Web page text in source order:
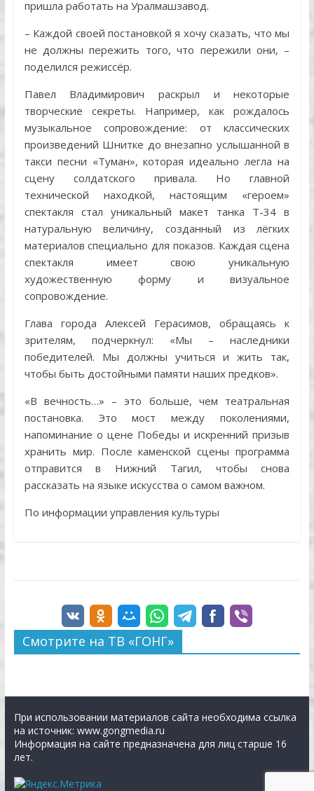
пришла работать на Уралмашзавод.
– Каждой своей постановкой я хочу сказать, что мы
не должны пережить того, что пережили они, –
поделился режиссёр.
Павел Владимирович раскрыл и некоторые
творческие секреты. Например, как рождалось
музыкальное сопровождение: от классических
произведений Шнитке до внезапно услышанной в
такси песни «Туман», которая идеально легла на
сцену солдатского привала. Но главной
технической находкой, настоящим «героем»
спектакля стал уникальный макет танка Т-34 в
натуральную величину, созданный из лёгких
материалов специально для показов. Каждая сцена
спектакля имеет свою уникальную
художественную форму и визуальное
сопровождение.
Глава города Алексей Герасимов, обращаясь к
зрителям, подчеркнул: «Мы – наследники
победителей. Мы должны учиться и жить так,
чтобы быть достойными памяти наших предков».
«В вечность…» – это больше, чем театральная
постановка. Это мост между поколениями,
напоминание о цене Победы и искренний призыв
хранить мир. После каменской сцены программа
отправится в Нижний Тагил, чтобы снова
рассказать на языке искусства о самом важном.
По информации управления культуры
Смотрите на ТВ «ГОНГ»
При использовании материалов сайта необходима ссылка
на источник: www.gongmedia.ru
Информация на сайте предназначена для лиц старше 16
лет.